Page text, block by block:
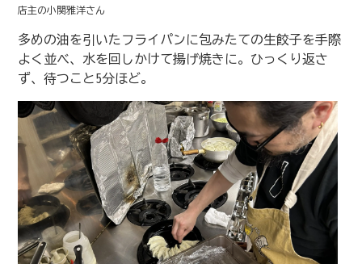
店主の小関雅洋さん
多めの油を引いたフライパンに包みたての生餃子を手際
よく並べ、水を回しかけて揚げ焼きに。ひっくり返さ
ず、待つこと5分ほど。